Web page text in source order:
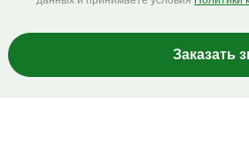
Заказать